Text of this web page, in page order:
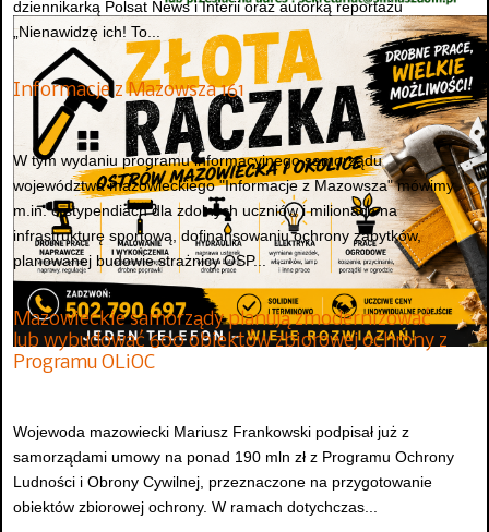
dziennikarką Polsat News i Interii oraz autorką reportażu
„Nienawidzę ich! To...
Informacje z Mazowsza 161
W tym wydaniu programu informacyjnego samorządu
województwa mazowieckiego "Informacje z Mazowsza" mówimy
m.in. o stypendiach dla zdolnych uczniów i milionach na
infrastrukturę sportową, dofinansowaniu ochrony zabytków,
planowanej budowie strażnicy OSP...
Mazowieckie samorządy planują zmodernizować
lub wybudować 600 obiektów zbiorowej ochrony z
Programu OLiOC
Wojewoda mazowiecki Mariusz Frankowski podpisał już z
samorządami umowy na ponad 190 mln zł z Programu Ochrony
Ludności i Obrony Cywilnej, przeznaczone na przygotowanie
obiektów zbiorowej ochrony. W ramach dotychczas...